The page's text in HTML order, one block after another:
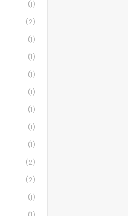
(1)
(2)
(1)
(1)
(1)
(1)
(1)
(1)
(1)
(2)
(2)
(1)